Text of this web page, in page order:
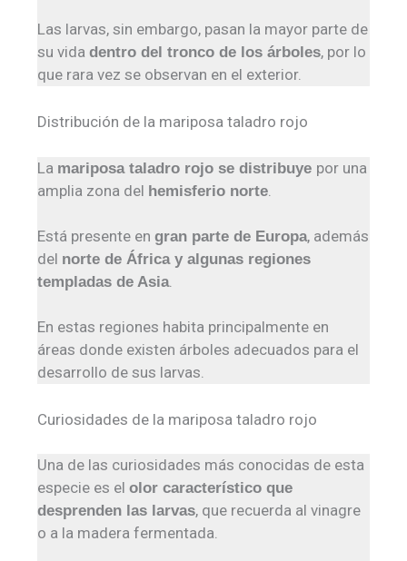
Las larvas, sin embargo, pasan la mayor parte de
su vidadentro del tronco de los árboles, por lo
que rara vez se observan en el exterior.
Distribución de la mariposa taladro rojo
La mariposa taladro rojo se distribuye por una
amplia zona del hemisferio norte
Está presente engran parte de Europa, además
del norte de África y algunas regiones
templadas de Asia.
En estas regiones habita principalmente en
áreas donde existen árboles adecuados para el
desarrollo de sus larvas.
Curiosidades de la mariposa taladro rojo
Una de las curiosidades más conocidas de esta
especie es elolor característico que
desprenden las larvas, que recuerda al vinagre
o a la madera fermentada.